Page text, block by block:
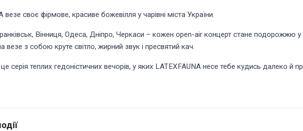
везе своє фірмове, красиве божевілля у чарівні міста України.
Вінниця, Одеса, Дніпро, Черкаси – кожен open-air концерт стане подорожжю
везе з собою круте світло, жирний звук і пресвятий кач.
серія теплих гедоністичних вечорів, у яких LATEXFAUNA несе тебе кудись далеко й